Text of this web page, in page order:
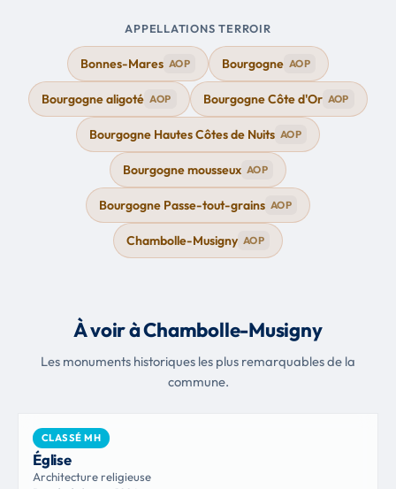
APPELLATIONS TERROIR
Bonnes-Mares AOP Bourgogne AOP
Bourgogne aligoté AOP Bourgogne Côte d'Or AOP
Bourgogne Hautes Côtes de Nuits AOP
Bourgogne mousseux AOP
Bourgogne Passe-tout-grains AOP
Chambolle-Musigny AOP
À voir à Chambolle-Musigny
Les monuments historiques les plus remarquables de la
commune.
CLASSÉ MH
Église
Architecture religieuse